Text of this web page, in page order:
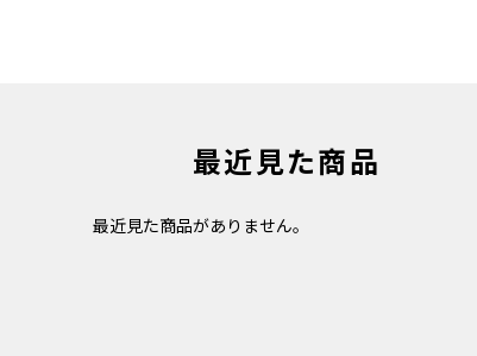
最近見た商品
最近見た商品がありません。